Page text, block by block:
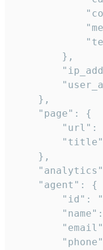
        },
    },
    "page": {
"url":
    },
    "agent": {
"id":